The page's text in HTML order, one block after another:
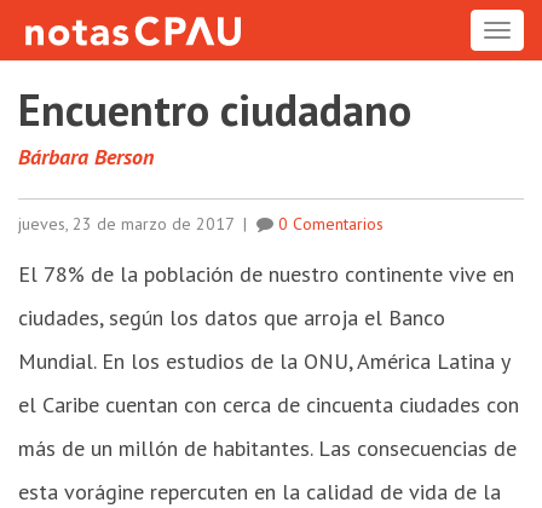
Encuentro ciudadano
Bárbara Berson
jueves, 23 de marzo de 2017 | 0 Comentarios
El 78% de la población de nuestro continente vive en
ciudades, según los datos que arroja el Banco
Mundial. En los estudios de la ONU, América Latina y
el Caribe cuentan con cerca de cincuenta ciudades con
más de un millón de habitantes. Las consecuencias de
esta vorágine repercuten en la calidad de vida de la